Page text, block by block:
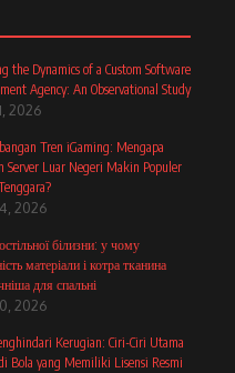
the Dynamics of a Custom Software
Agency: An Observational Study
2026
Tren iGaming: Mengapa
Server Luar Negeri Makin Populer
2026
білизни: у чому
матеріали і котра тканина
для спальні
2026
Kerugian: Ciri-Ciri Utama
Bola yang Memiliki Lisensi Resmi